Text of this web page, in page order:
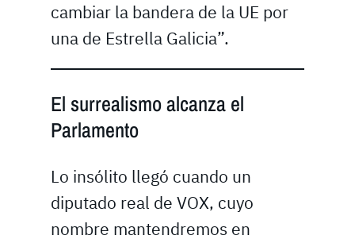
cambiar la bandera de la UE por
una de Estrella Galicia”.
El surrealismo alcanza el
Parlamento
Lo insólito llegó cuando un
diputado real de VOX, cuyo
nombre mantendremos en